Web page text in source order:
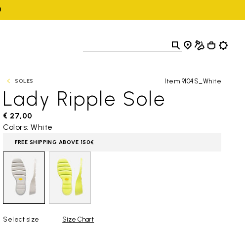
SOLES Item 9104S_White
Lady Ripple Sole
€ 27,00
Colors: White
FREE SHIPPING ABOVE 150€
Select size Size Chart